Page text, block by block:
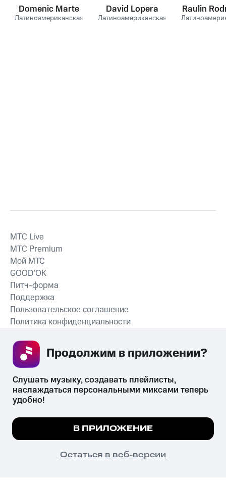
Domenic Marte
Латиноамериканская
David Lopera
Латиноамериканская
Raulin
СКАЧАТЬ ПРИЛОЖЕНИЕ
MTС Live
MTС Premium
Мой МТС
GOOD’OK
Питч-форма
Поддержка
Пользовательское соглашение
Политика конфиденциальности
психотропных веществ, их аналогов причиняет вред здоровью,
их незаконный оборот запрещён и влечёт установленную
законодательством ответственность.
© 2026 ООО «КИОН».
Все права защищены
Мы используем куки, чтобы на сайте все
Подробнее
ПОНЯТНО
Слушать музыку, создавать плейлисты,
наслаждаться персональными миксами теперь
удобно!
В ПРИЛОЖЕНИЕ
Остаться в веб-версии